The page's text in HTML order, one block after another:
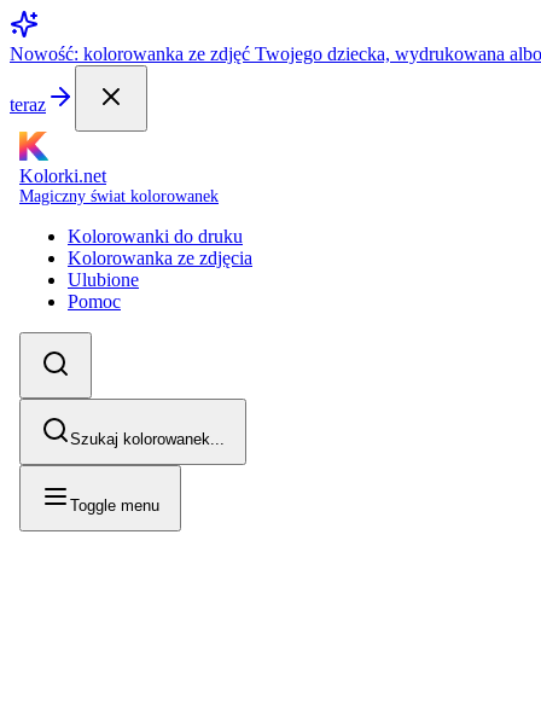
Nowość: kolorowanka ze zdjęć Twojego dziecka, wydrukowana
teraz
Kolorki.net
Magiczny świat kolorowanek
Kolorowanki do druku
Kolorowanka ze zdjęcia
Ulubione
Pomoc
Szukaj kolorowanek...
Toggle menu